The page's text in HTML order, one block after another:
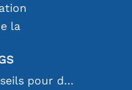
la
Souder comme un pro : conseils pour des connexions électroniques parfaites